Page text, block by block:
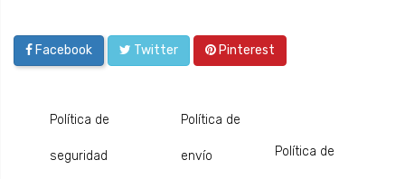
Facebook Twitter Pinterest
Política de
seguridad
Política de
envío Política de